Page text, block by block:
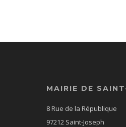
MAIRIE DE
8 Rue de la République
97212 Saint-Joseph